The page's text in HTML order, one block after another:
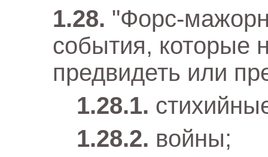
"Форс-
события, которые
предвидеть или
войны;